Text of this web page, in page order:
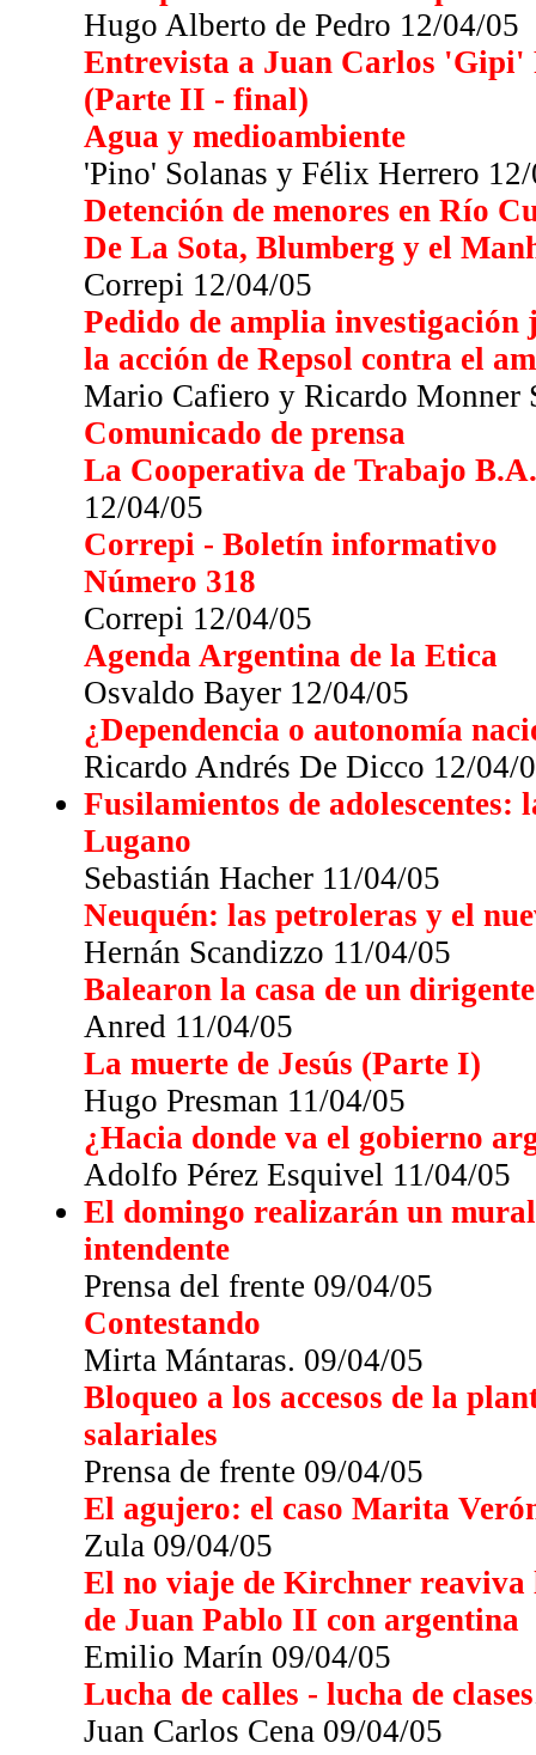
Hugo Alberto de Pedro 12/04/05
Entrevista a Juan Carlos 'Gipi'
(Parte II - final)
Agua y medioambiente
'Pino' Solanas y Félix Herrero
Detención de menores en Río
De La Sota, Blumberg y el
Correpi 12/04/05
Pedido de amplia
la acción de Repsol contra el
Mario Cafiero y Ricardo Monner
Comunicado de prensa
La Cooperativa de Trabajo
12/04/05
Correpi - Boletín informativo
Número 318
Correpi 12/04/05
Agenda Argentina de la Etica
Osvaldo Bayer 12/04/05
¿Dependencia o autonomía
Ricardo Andrés De Dicco 12/04/
Fusilamientos de
Lugano
Sebastián Hacher 11/04/05
Neuquén: las petroleras y el
Hernán Scandizzo 11/04/05
Balearon la casa de un
Anred 11/04/05
La muerte de Jesús (Parte I)
Hugo Presman 11/04/05
¿Hacia donde va el gobierno
Adolfo Pérez Esquivel 11/04/05
El domingo realizarán un
intendente
Prensa del frente 09/04/05
Contestando
Mirta Mántaras. 09/04/05
Bloqueo a los accesos de la
salariales
Prensa de frente 09/04/05
El agujero: el caso Marita
Zula 09/04/05
El no viaje de Kirchner reaviva
de Juan Pablo II con argentina
Emilio Marín 09/04/05
Lucha de calles - lucha de clases
Juan Carlos Cena 09/04/05